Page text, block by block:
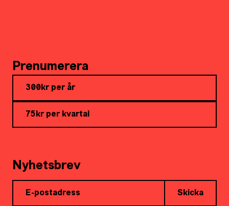
Prenumerera
300kr per år
75kr per kvartal
Nyhetsbrev
Skicka